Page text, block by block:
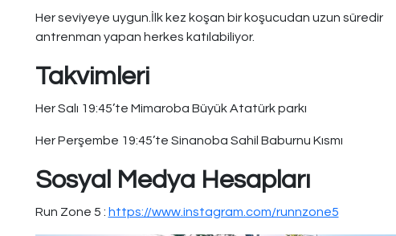
Her seviyeye uygun.İlk kez koşan bir koşucudan uzun süredir
antrenman yapan herkes katılabiliyor.
Takvimleri
Her Salı 19:45’te Mimaroba Büyük Atatürk parkı
Her Perşembe 19:45’te Sinanoba Sahil Baburnu Kısmı
Sosyal Medya Hesapları
Run Zone 5 : https://www.instagram.com/runnzone5